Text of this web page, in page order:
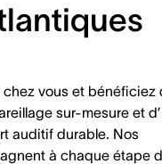
vous et bénéficiez
sur-mesure et
auditif durable. Nos
à chaque étape